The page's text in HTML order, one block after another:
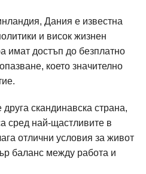
Дания е известна
и висок жизнен
имат достъп до безплатно
което значително
скандинавска страна,
сред най-щастливите в
отлични условия за живот
баланс между работа и